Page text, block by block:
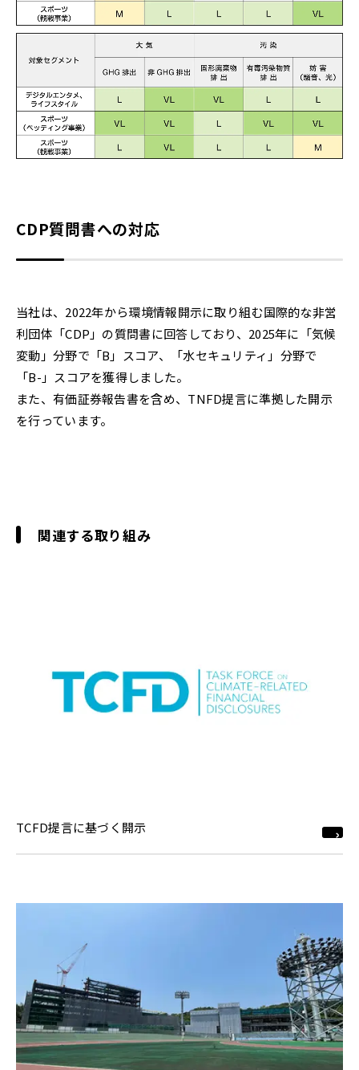
CDP質問書への対応
当社は、2022年から環境情報開示に取り組む国際的な非営
利団体「CDP」の質問書に回答しており、2025年に「気候
変動」分野で「B」スコア、「水セキュリティ」分野で
「B-」スコアを獲得しました。
また、有価証券報告書を含め、TNFD提言に準拠した開示
を行っています。
関連する取り組み
TCFD提言に基づく開示